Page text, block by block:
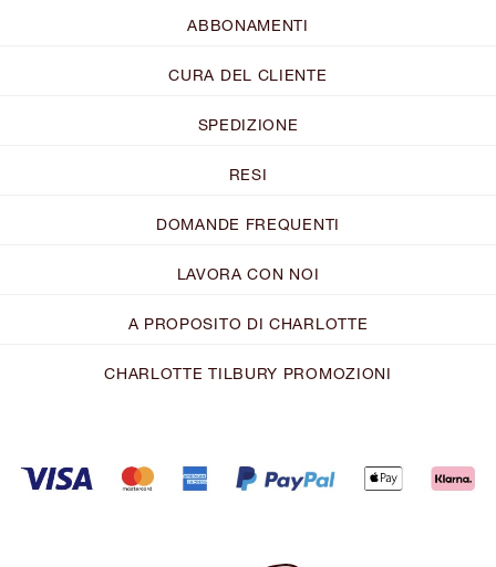
ABBONAMENTI
CURA DEL CLIENTE
SPEDIZIONE
RESI
DOMANDE FREQUENTI
LAVORA CON NOI
A PROPOSITO DI CHARLOTTE
CHARLOTTE TILBURY PROMOZIONI